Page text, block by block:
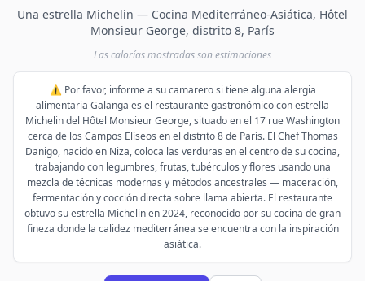
Una estrella Michelin — Cocina Mediterráneo-Asiática, Hôtel
Monsieur George, distrito 8, París
Las calorías mostradas son estimaciones
⚠️ Por favor, informe a su camarero si tiene alguna alergia
alimentaria Galanga es el restaurante gastronómico con estrella
Michelin del Hôtel Monsieur George, situado en el 17 rue Washington
cerca de los Campos Elíseos en el distrito 8 de París. El Chef Thomas
Danigo, nacido en Niza, coloca las verduras en el centro de su cocina,
trabajando con legumbres, frutas, tubérculos y flores usando una
mezcla de técnicas modernas y métodos ancestrales — maceración,
fermentación y cocción directa sobre llama abierta. El restaurante
obtuvo su estrella Michelin en 2024, reconocido por su cocina de gran
fineza donde la calidez mediterránea se encuentra con la inspiración
asiática.